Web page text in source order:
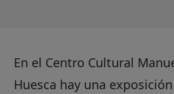
En el Centro Cultural
Huesca hay una